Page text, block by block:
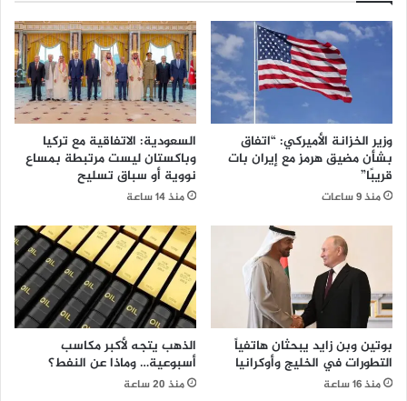
وزير الخزانة الأميركي: “اتفاق
بشأن مضيق هرمز مع إيران بات
قريبًا”
منذ 9 ساعات
السعودية: الاتفاقية مع تركيا
وباكستان ليست مرتبطة بمساع
نووية أو سباق تسليح
منذ 14 ساعة
بوتين وبن زايد يبحثان هاتفياً
التطورات في الخليج وأوكرانيا
منذ 16 ساعة
الذهب يتجه لأكبر مكاسب
أسبوعية… وماذا عن النفط؟
منذ 20 ساعة